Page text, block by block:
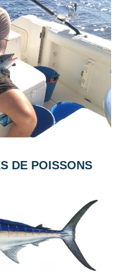
DE POISSONS